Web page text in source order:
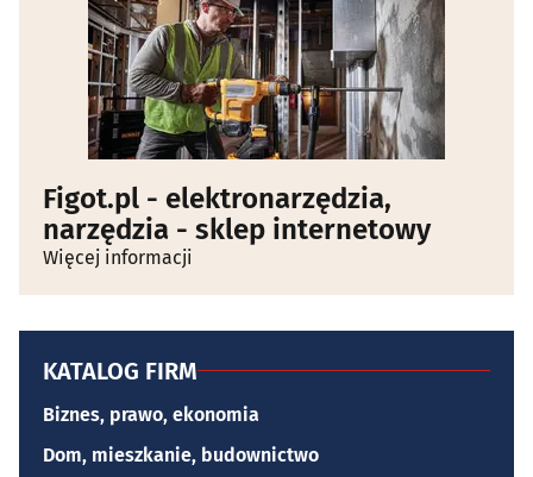
Figot.pl - elektronarzędzia,
narzędzia - sklep internetowy
Więcej informacji
KATALOG FIRM
Biznes, prawo, ekonomia
Dom, mieszkanie, budownictwo